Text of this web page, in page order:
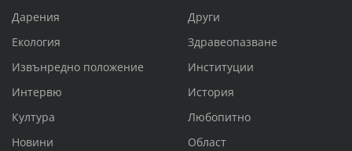
Дарения
Други
Екология
Здравеопазване
Извънредно положение
Институции
Интервю
История
Култура
Любопитно
Новини
Област